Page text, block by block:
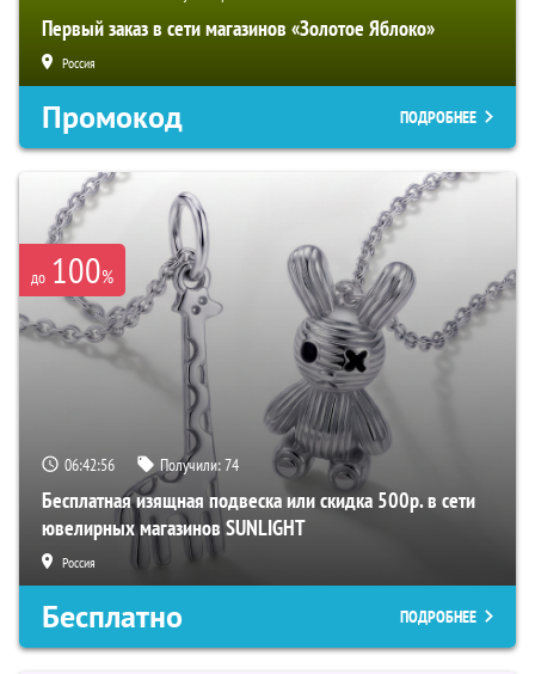
Первый заказ в сети магазинов «Золотое Яблоко»
Россия
Промокод ПОДРОБНЕЕ
до 100%
06:42:55 Получили:74
Бесплатная изящная подвеска или скидка 500р. в сети
ювелирных магазинов SUNLIGHT
Россия
Бесплатно ПОДРОБНЕЕ